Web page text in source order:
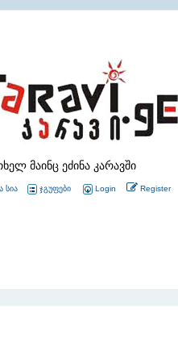
მაინც ეძინა კარავში
სია ჯგუფები Login Register